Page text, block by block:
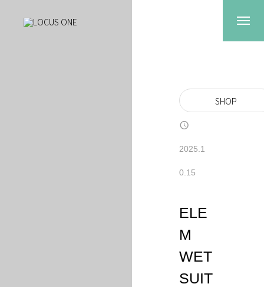
SHOP
2025.1
0.15
ELE
M
WET
SUIT